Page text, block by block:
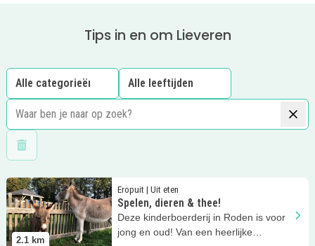
Tips in en om Lieveren
Wis filters
2.1 km
Eropuit | Uit eten
Spelen, dieren & thee!
Deze kinderboerderij in Roden is voor
jong en oud! Van een heerlijke
Lees meer Spelen, dieren &amp; thee!